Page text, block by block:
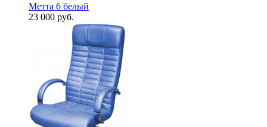
Метта 6 белый
23 000 руб.